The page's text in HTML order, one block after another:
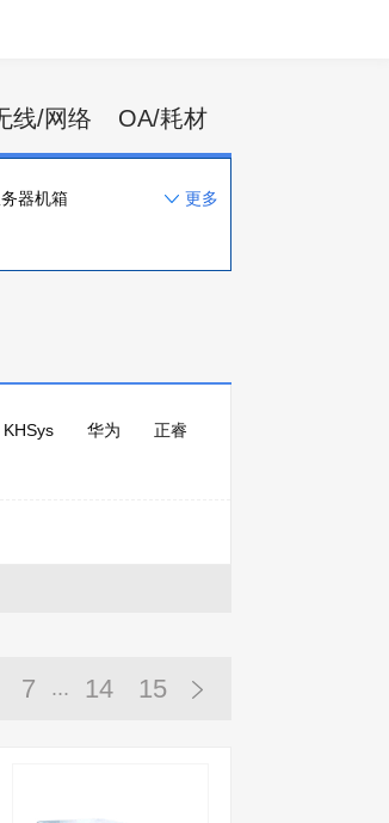
线/网络 OA/耗材
器机箱
更多
KHSys 华为
正睿
7 ... 14 15